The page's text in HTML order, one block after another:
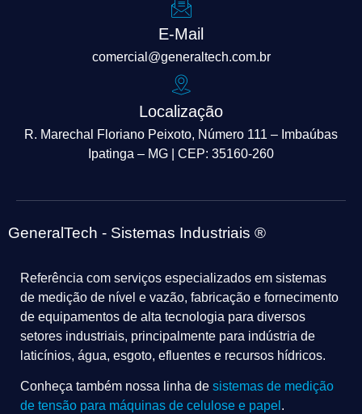
E-Mail
comercial@generaltech.com.br
Localização
R. Marechal Floriano Peixoto, Número 111 – Imbaúbas
Ipatinga – MG | CEP: 35160-260
GeneralTech - Sistemas Industriais ®
Referência com serviços especializados em sistemas
de medição de nível e vazão, fabricação e fornecimento
de equipamentos de alta tecnologia para diversos
setores industriais, principalmente para indústria de
laticínios, água, esgoto, efluentes e recursos hídricos.
Conheça também nossa linha de sistemas de medição
de tensão para máquinas de celulose e papel .